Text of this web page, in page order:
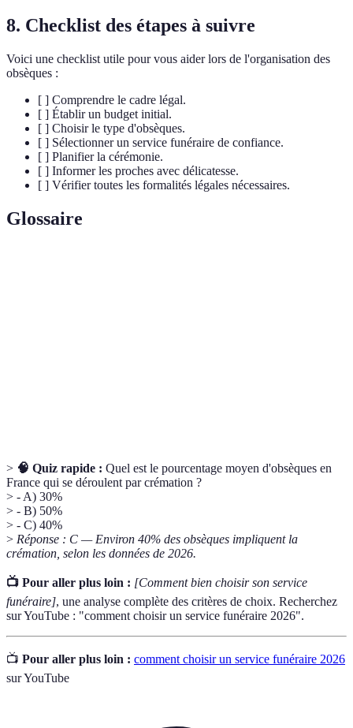
8. Checklist des étapes à suivre
Voici une checklist utile pour vous aider lors de l'organisation des
obsèques :
[ ] Comprendre le cadre légal.
[ ] Établir un budget initial.
[ ] Choisir le type d'obsèques.
[ ] Sélectionner un service funéraire de confiance.
[ ] Planifier la cérémonie.
[ ] Informer les proches avec délicatesse.
[ ] Vérifier toutes les formalités légales nécessaires.
Glossaire
> 🧠 Quiz rapide : Quel est le pourcentage moyen d'obsèques en
France qui se déroulent par crémation ?
> - A) 30%
> - B) 50%
> - C) 40%
> Réponse : C — Environ 40% des obsèques impliquent la
crémation, selon les données de 2026.
📺 Pour aller plus loin : [Comment bien choisir son service
funéraire], une analyse complète des critères de choix. Recherchez
sur YouTube : "comment choisir un service funéraire 2026".
📺 Pour aller plus loin : comment choisir un service funéraire 2026
sur YouTube